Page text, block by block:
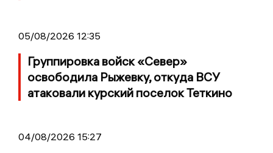
05/08/2026 12:35
Группировка войск «Север»
освободила Рыжевку, откуда ВСУ
атаковали курский поселок Теткино
04/08/2026 15:27